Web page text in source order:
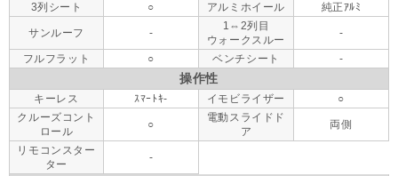
3列シート
○ アルミホイール 純正ｱﾙﾐ
サンルーフ -
1⇔2列目
ウォークスルー
-
フルフラット ○ ベンチシート -
操作性
キーレス ｽﾏｰﾄｷ- イモビライザー
○
クルーズコント
ロール
○
電動スライドド
ア
両側
リモコンスター
ター
-